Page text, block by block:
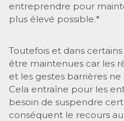
entreprendre pour
plus élevé possible.*
Toutefois et dans
être maintenues car les
et les gestes barrières
Cela entraîne pour les
besoin de suspendre
conséquent le recours